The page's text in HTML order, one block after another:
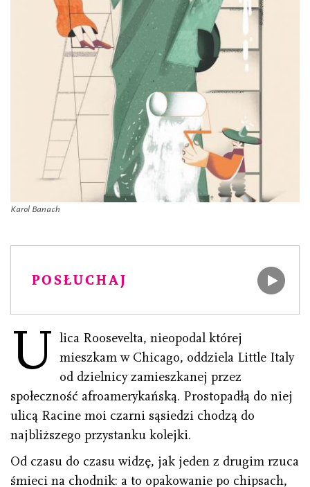
Karol Banach
POSŁUCHAJ
U lica Roosevelta, nieopodal której
mieszkam w Chicago, oddziela Little Italy
od dzielnicy zamieszkanej przez
społeczność afroamerykańską. Prostopadłą do niej
ulicą Racine moi czarni sąsiedzi chodzą do
najbliższego przystanku kolejki.
Od czasu do czasu widzę, jak jeden z drugim rzuca
śmieci na chodnik: a to opakowanie po chipsach,